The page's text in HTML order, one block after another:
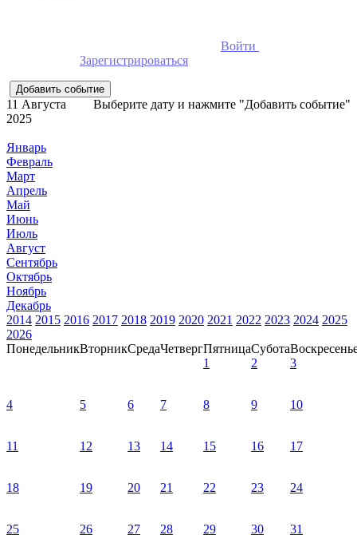
Войти
Зарегистрироваться
Выберите дату и нажмите "Добавить событие"
11 Августа
2025
Январь
Февраль
Март
Апрель
Май
Июнь
Июль
Август
Сентябрь
Октябрь
Ноябрь
Декабрь
2014 2015 2016 2017 2018 2019 2020 2021 2022 2023 2024 2025
2026
ПонедельникВторникСредаЧетвергПятницаСубота
1
2 3
4 5 6 7 8 9 10
11 12 13 14 15 16 17
18 19 20 21 22 23 24
25 26 27 28 29 30 31